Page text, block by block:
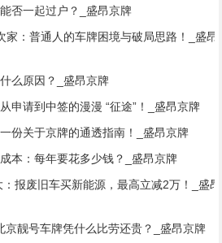
否一起过户？_盛昂京牌
家：普通人的车牌困境与破局思路！_盛昂
么原因？_盛昂京牌
申请到中签的漫漫 “征途”！_盛昂京牌
份关于京牌的通透指南！_盛昂京牌
本：每年要花多少钱？_盛昂京牌
报废旧车买新能源，最高立减2万！_盛昂
京靓号车牌凭什么比劳还贵？_盛昂京牌